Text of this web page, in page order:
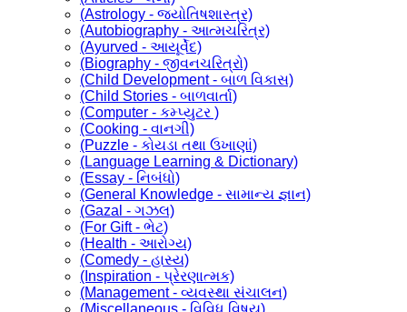
(Astrology - જ્યોતિષશાસ્ત્ર)
(Autobiography - આત્મચરિત્ર)
(Ayurved - આયૂર્વેદ)
(Biography - જીવનચરિત્રો)
(Child Development - બાળ વિકાસ)
(Child Stories - બાળવાર્તા)
(Computer - કમ્પ્યુટર )
(Cooking - વાનગી)
(Puzzle - કોયડા તથા ઉખાણાં)
(Language Learning & Dictionary)
(Essay - નિબંધો)
(General Knowledge - સામાન્ય જ્ઞાન)
(Gazal - ગઝલ)
(For Gift - ભેટ)
(Health - આરોગ્ય)
(Comedy - હાસ્ય)
(Inspiration - પ્રેરણાત્મક)
(Management - વ્યવસ્થા સંચાલન)
(Miscellaneous - વિવિધ વિષય)